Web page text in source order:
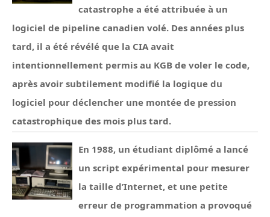
catastrophe a été attribuée à un
logiciel de pipeline canadien volé. Des années plus
tard, il a été révélé que la CIA avait
intentionnellement permis au KGB de voler le code,
après avoir subtilement modifié la logique du
logiciel pour déclencher une montée de pression
catastrophique des mois plus tard.
En 1988, un étudiant diplômé a lancé
un script expérimental pour mesurer
la taille d’Internet, et une petite
erreur de programmation a provoqué